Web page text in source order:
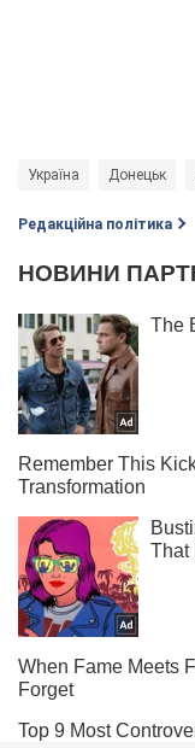
Україна Донецьк
Редакційна політика